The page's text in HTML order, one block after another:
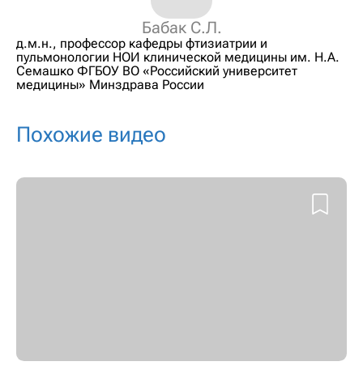
Бабак С.Л.
д.м.н., профессор кафедры фтизиатрии и
пульмонологии НОИ клинической медицины им. Н.А.
Семашко ФГБОУ ВО «Российский университет
медицины» Минздрава России
Похожие видео